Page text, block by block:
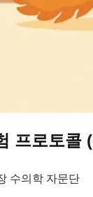
프로토콜
수의학 자문단